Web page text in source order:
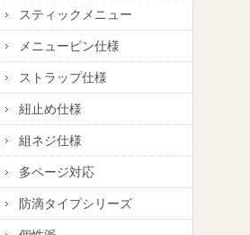
スティックメニュー
メニューピン仕様
ストラップ仕様
紐止め仕様
組ネジ仕様
多ページ対応
防滴タイプシリーズ